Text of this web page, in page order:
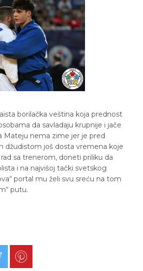
borilačka veština koja prednost
da savladaju krupnije i jače
Mateju nema zime jer je pred
džudistom još dosta vremena koje
sa trenerom, doneti priliku da
i na najvišoj tački svetskog
portal mu želi svu sreću na tom
putu.